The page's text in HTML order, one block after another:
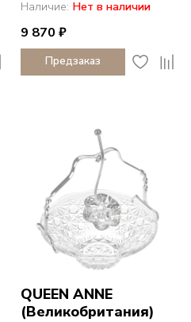
Наличие: Нет в наличии
9 870 ₽
Предзаказ
QUEEN ANNE
(Великобритания)